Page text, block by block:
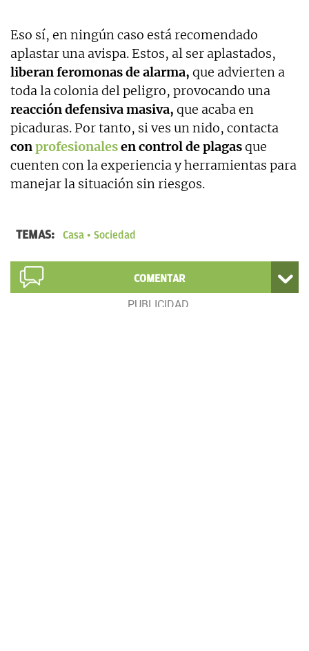
Eso sí, en ningún caso está recomendado
aplastar una avispa. Estos, al ser aplastados,
liberan feromonas de alarma, que advierten a
toda la colonia del peligro, provocando una
reacción defensiva masiva, que acaba en
picaduras. Por tanto, si ves un nido, contacta
conprofesionalesen control de plagasque
cuenten con la experiencia y herramientas para
manejar la situación sin riesgos.
TEMAS: Casa Sociedad
COMENTAR